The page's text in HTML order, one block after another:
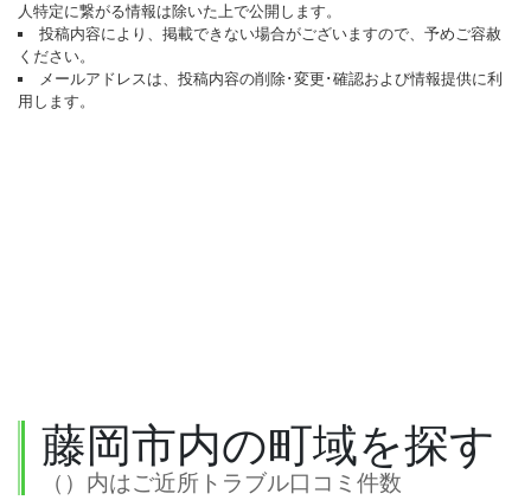
人特定に繋がる情報は除いた上で公開します。
投稿内容により、掲載できない場合がございますので、予めご容赦
ください。
メールアドレスは、投稿内容の削除･変更･確認および情報提供に利
用します。
藤岡市内の町域を探す
（）内はご近所トラブル口コミ件数